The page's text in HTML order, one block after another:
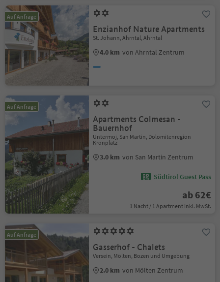
Auf Anfrage
Enzianhof Nature Apartments
St. Johann, Ahrntal, Ahrntal
4.0 km von Ahrntal Zentrum
Auf Anfrage
Apartments Colmesan -
Bauernhof
Untermoj, San Martin, Dolomitenregion
Kronplatz
3.0 km von San Martin Zentrum
Südtirol Guest Pass
ab 62€
1 Nacht / 1 Apartment Inkl. MwSt.
Auf Anfrage
Gasserhof - Chalets
Versein, Mölten, Bozen und Umgebung
2.0 km von Mölten Zentrum